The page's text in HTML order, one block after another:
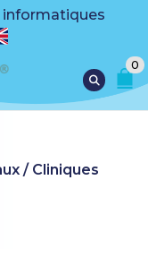
informatiques
0
/ Cliniques